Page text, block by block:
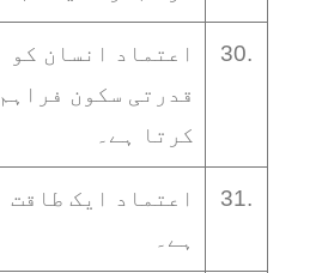
اعتماد انسان کو
قدرتی سکون فراہم
کرتا ہے۔
30.
اعتماد ایک طاقت
ہے۔
31.